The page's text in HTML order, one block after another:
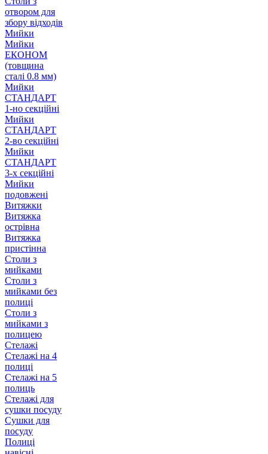
отвором для
збору відходів
Мийки
Мийки
ЕКОНОМ
(товщина
сталі 0.8 мм)
Мийки
СТАНДАРТ
1-но секційні
Мийки
СТАНДАРТ
2-во секційні
Мийки
СТАНДАРТ
3-х секційні
Мийки
подовжені
Витяжки
Витяжка
острівна
Витяжка
пристінна
Столи з
мийками
Столи з
мийками без
полиці
Столи з
мийками з
полицею
Стелажі
Стелажі на 4
полиці
Стелажі на 5
полиць
Стелажі для
сушки посуду
Сушки для
посуду
Полиці